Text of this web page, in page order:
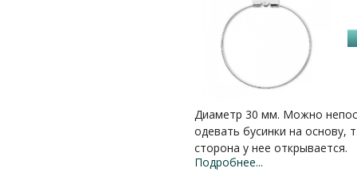
Диаметр 30 мм. Можно
одевать бусинки на основу,
сторона у нее открывается.
Подробнее...